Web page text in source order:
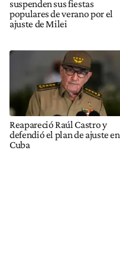
suspenden sus fiestas
populares de verano por el
ajuste de Milei
Reapareció Raúl Castro y
defendió el plan de ajuste en
Cuba